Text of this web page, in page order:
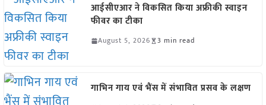
आईसीएआर ने विकसित किया अफ्रीकी स्वाइन
फीवर का टीका
August 5, 2026 3 min read
गाभिन गाय एवं भैंस में संभावित प्रसव के लक्षण